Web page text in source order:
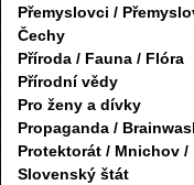
Přemyslovci /
Čechy
Příroda / Fauna / Flóra
Přírodní vědy
Pro ženy a dívky
Propaganda /
Protektorát / Mnichov /
Slovenský štát